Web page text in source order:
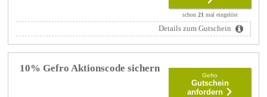
schon 21 mal eingelöst
Details zum Gutschein
10% Gefro Aktionscode sichern
Gefro
Gutschein
anfordern